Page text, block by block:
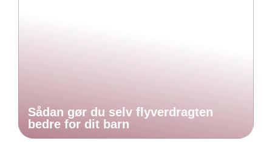
Sådan gør du selv flyverdragten
bedre for dit barn